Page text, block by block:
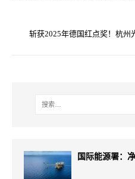
斩获2025年德国红点奖！杭州
国际能源署：